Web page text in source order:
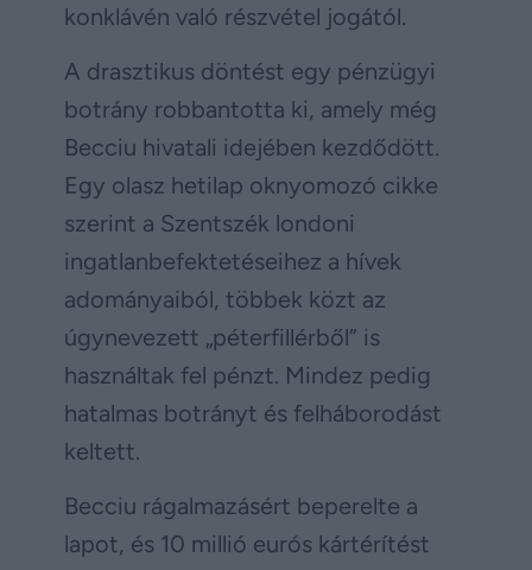
konklávén való részvétel jogától.
A drasztikus döntést egy pénzügyi
botrány robbantotta ki, amely még
Becciu hivatali idejében kezdődött.
Egy olasz hetilap oknyomozó cikke
szerint a Szentszék londoni
ingatlanbefektetéseihez a hívek
adományaiból, többek közt az
úgynevezett „péterfillérből” is
használtak fel pénzt. Mindez pedig
hatalmas botrányt és felháborodást
keltett.
Becciu rágalmazásért beperelte a
lapot, és 10 millió eurós kártérítést